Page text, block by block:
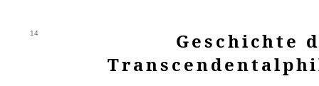
14
Geschichte